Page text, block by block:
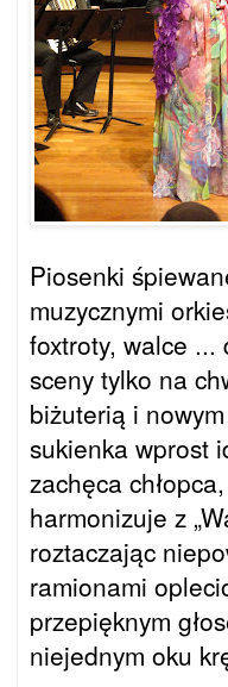
Piosenki
muzycznymi
foxtroty, walce
sceny tylko na
biżuterią i
sukienka wprost
zachęca
harmonizuje z
roztaczając
ramionami
przepięknym
niejednym oku